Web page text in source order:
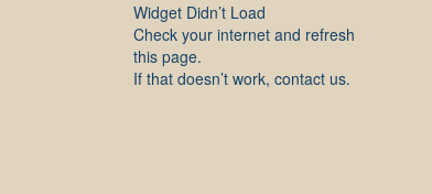
Widget Didn’t Load
Check your internet and refresh
this page.
If that doesn’t work, contact us.